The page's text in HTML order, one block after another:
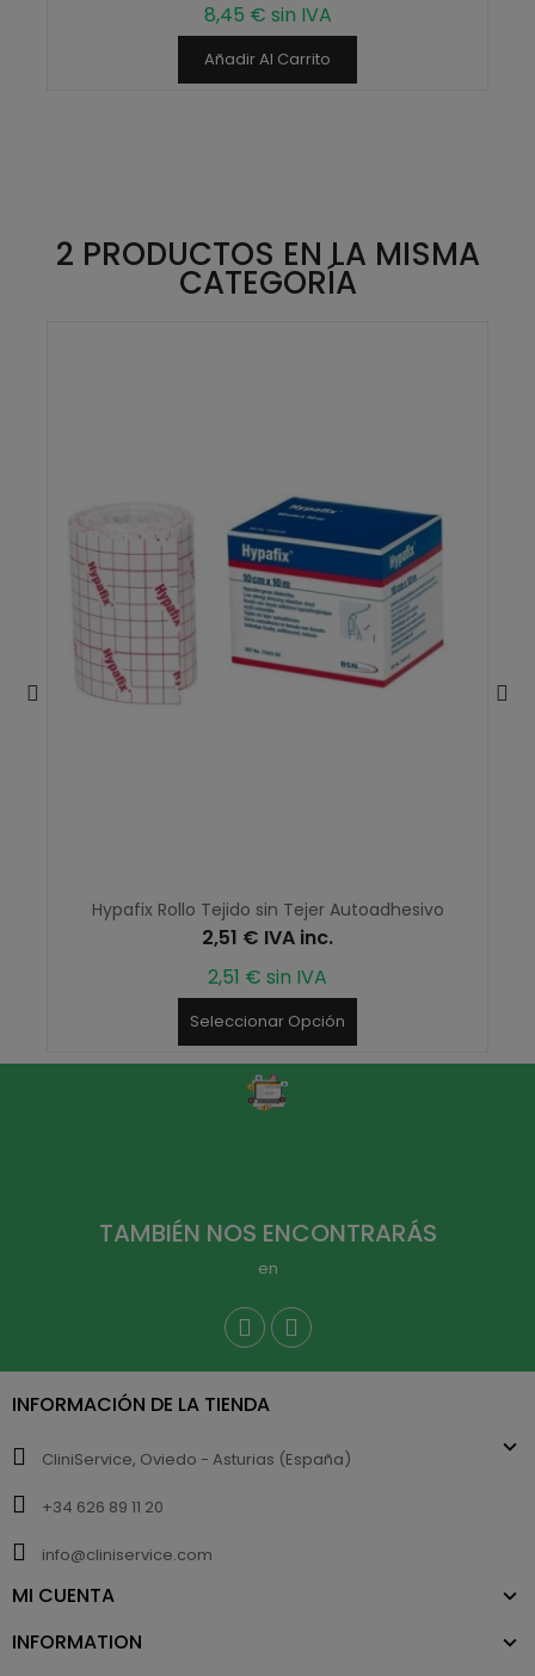
8,45 € sin IVA
Añadir Al Carrito
2 PRODUCTOS EN LA MISMA
CATEGORÍA
Hypafix Rollo Tejido sin Tejer Autoadhesivo
2,51 € IVA inc.
2,51 € sin IVA
Seleccionar Opción
TAMBIÉN NOS ENCONTRARÁS
en
INFORMACIÓN DE LA TIENDA
CliniService, Oviedo - Asturias (España)
+34 626 89 11 20
info@cliniservice.com
MI CUENTA
INFORMATION